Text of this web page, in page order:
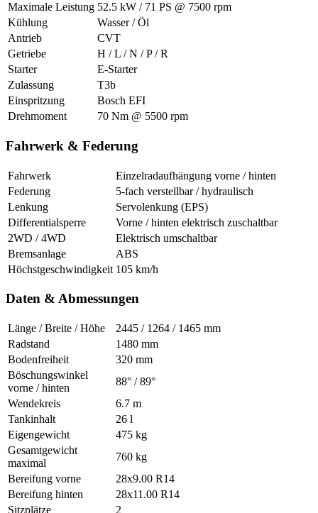
Maximale Leistung 52.5 kW / 71 PS @ 7500 rpm
Kühlung
Wasser / Öl
Antrieb
CVT
Getriebe
H / L / N / P / R
Starter
E-Starter
Zulassung
T3b
Einspritzung
Bosch EFI
Drehmoment
70 Nm @ 5500 rpm
Fahrwerk & Federung
Fahrwerk
Einzelradaufhängung vorne / hinten
Federung
5-fach verstellbar / hydraulisch
Lenkung
Servolenkung (EPS)
Differentialsperre
Vorne / hinten elektrisch zuschaltbar
2WD / 4WD
Elektrisch umschaltbar
Bremsanlage
ABS
Höchstgeschwindigkeit 105 km/h
Daten & Abmessungen
Länge / Breite / Höhe
2445 / 1264 / 1465 mm
Radstand
1480 mm
Bodenfreiheit
320 mm
Böschungswinkel
vorne / hinten
88° / 89°
Wendekreis
6.7 m
Tankinhalt
26 l
Eigengewicht
475 kg
Gesamtgewicht
maximal
760 kg
Bereifung vorne
28x9.00 R14
Bereifung hinten
28x11.00 R14
Sitzplätze
2